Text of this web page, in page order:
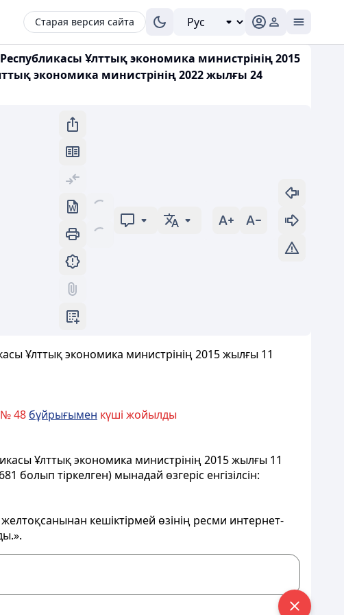
Старая версия сайта
Ұлттық экономика министрінің 2015
экономика министрінің 2022 жылғы 24
Ұлттық экономика министрінің 2015 жылғы 11
№ 48 бұйрығымен күші жойылды
Ұлттық экономика министрінің 2015 жылғы 11
болып тіркелген) мынадай өзгеріс енгізілсін:
кешіктірмей өзінің ресми интернет-